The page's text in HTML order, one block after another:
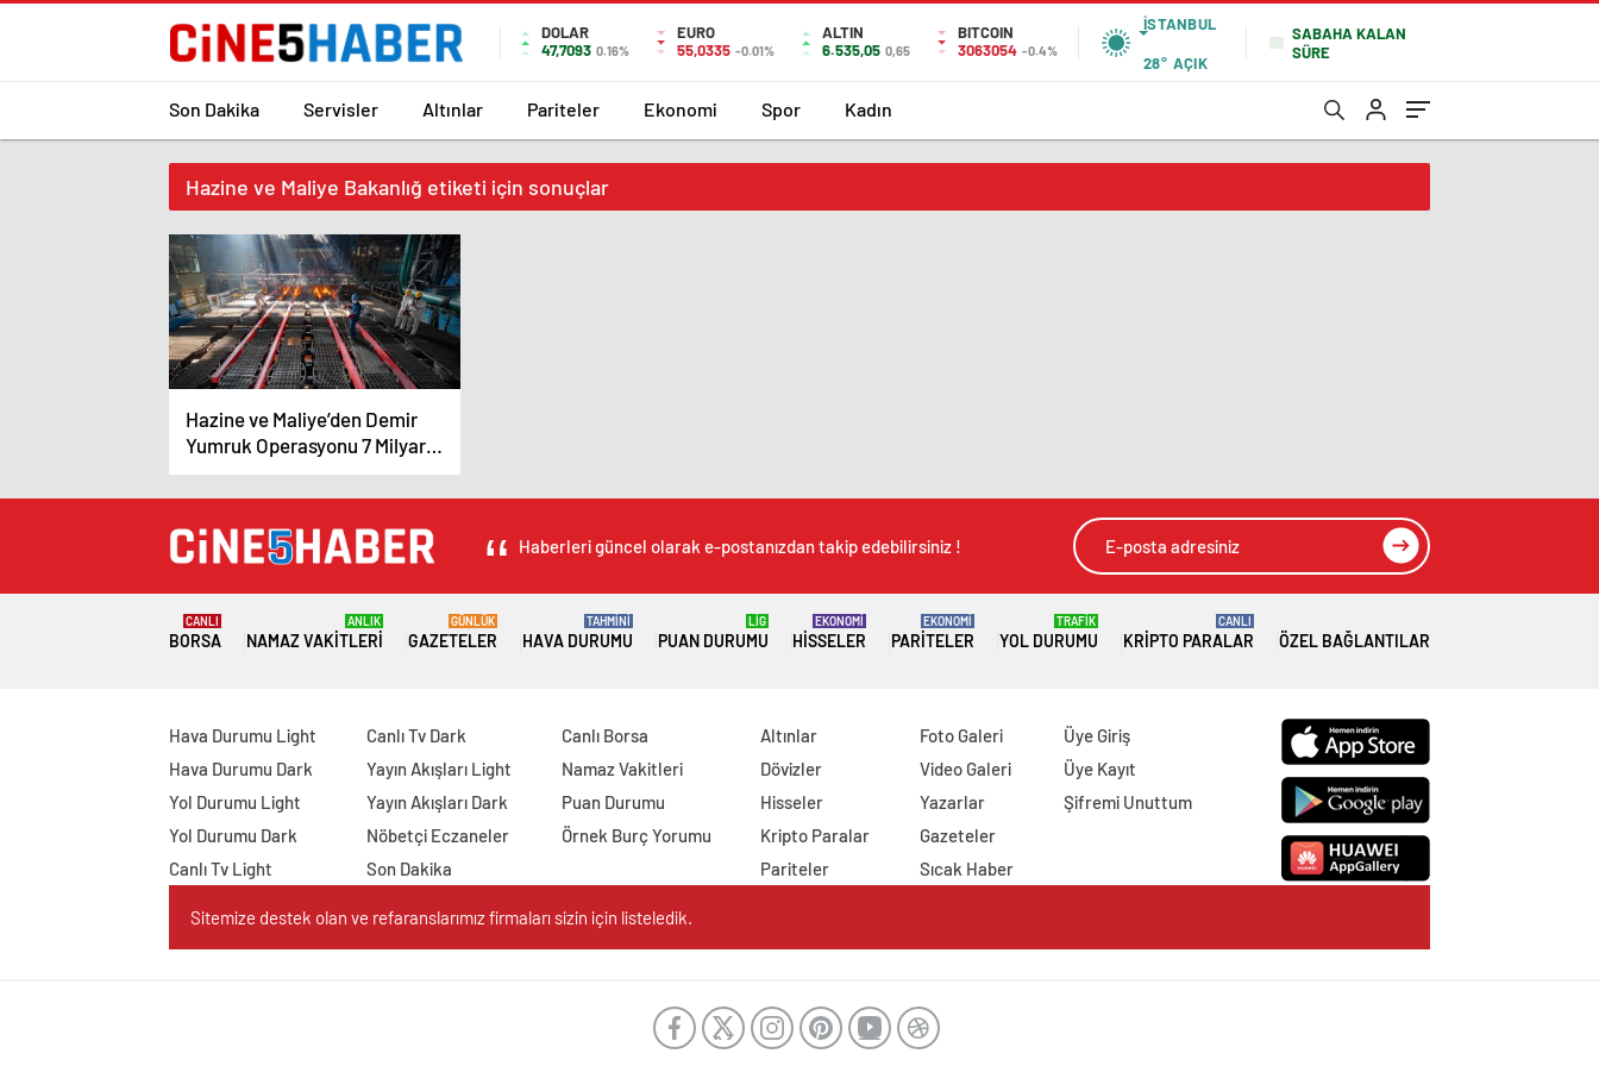
DOLAR
47,7093 0.16%
EURO
55,0335 -0.01%
ALTIN
6.535,05 0,65
BITCOIN
3063054 -0.4%
İSTANBUL
28° AÇIK
SABAHA KALAN
SÜRE
Son Dakika Servisler Altınlar Pariteler Ekonomi Spor Kadın
Hazine ve Maliye Bakanlığ etiketi için sonuçlar
Hazine ve Maliye’den Demir
Yumruk Operasyonu 7 Milyar
Lira Rekor Ceza!
Haberleri güncel olarak e-postanızdan takip edebilirsiniz !
BORSA
CANLI
NAMAZ VAKITLERI
ANLIK
GAZETELER
GÜNLÜK
HAVA DURUMU
TAHMİNİ
PUAN DURUMU
LİG
HISSELER
EKONOMİ
PARITELER
EKONOMİ
YOL DURUMU
TRAFİK
KRIPTO PARALAR
CANLI
ÖZEL BAĞLANTILAR
Hava Durumu Light
Hava Durumu Dark
Yol Durumu Light
Yol Durumu Dark
Canlı Tv Light
Canlı Tv Dark
Yayın Akışları Light
Yayın Akışları Dark
Nöbetçi Eczaneler
Son Dakika
Canlı Borsa
Namaz Vakitleri
Puan Durumu
Örnek Burç Yorumu
Altınlar
Dövizler
Hisseler
Kripto Paralar
Pariteler
Foto Galeri
Video Galeri
Yazarlar
Gazeteler
Sıcak Haber
Üye Giriş
Üye Kayıt
Şifremi Unuttum
Sitemize destek olan ve refaranslarımız firmaları sizin için listeledik.